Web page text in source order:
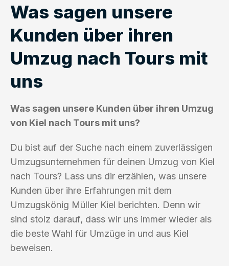
Was sagen unsere
Kunden über ihren
Umzug nach Tours mit
uns
Was sagen unsere Kunden über ihren Umzug
von Kiel nach Tours mit uns?
Du bist auf der Suche nach einem zuverlässigen
Umzugsunternehmen für deinen Umzug von Kiel
nach Tours? Lass uns dir erzählen, was unsere
Kunden über ihre Erfahrungen mit dem
Umzugskönig Müller Kiel berichten. Denn wir
sind stolz darauf, dass wir uns immer wieder als
die beste Wahl für Umzüge in und aus Kiel
beweisen.